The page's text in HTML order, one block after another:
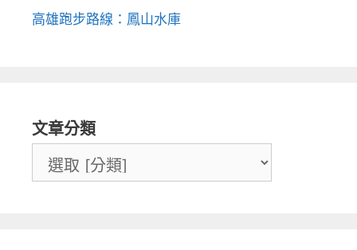
高雄跑步路線：鳳山水庫
文章分類